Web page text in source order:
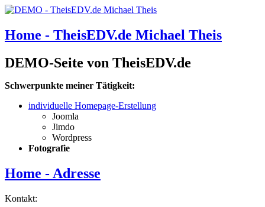
Home - TheisEDV.de Michael Theis
DEMO-Seite von TheisEDV.de
Schwerpunkte meiner Tätigkeit:
individuelle Homepage-Erstellung
Joomla
Jimdo
Wordpress
Fotografie
Home - Adresse
Kontakt: